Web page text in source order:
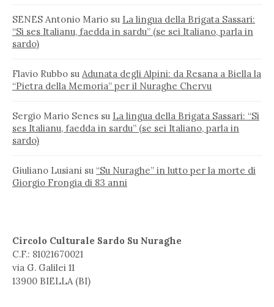
SENES Antonio Mario su La lingua della Brigata Sassari:
“Si ses Italianu, faedda in sardu” (se sei Italiano, parla in
sardo)
Flavio Rubbo su Adunata degli Alpini: da Resana a Biella la
“Pietra della Memoria” per il Nuraghe Chervu
Sergio Mario Senes su La lingua della Brigata Sassari: “Si
ses Italianu, faedda in sardu” (se sei Italiano, parla in
sardo)
Giuliano Lusiani su “Su Nuraghe” in lutto per la morte di
Giorgio Frongia di 83 anni
Circolo Culturale Sardo Su Nuraghe
C.F.: 81021670021
via G. Galilei 11
13900 BIELLA (BI)